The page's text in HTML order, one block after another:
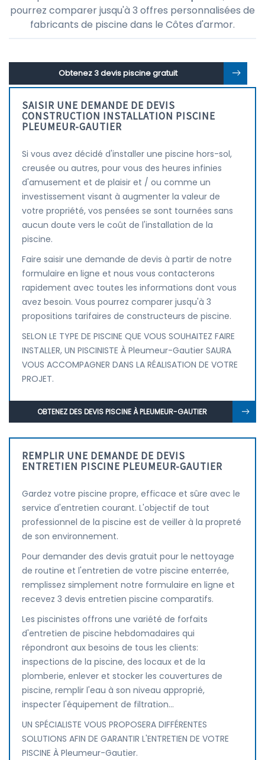
pourrez comparer jusqu'à 3 offres personnalisées de
fabricants de piscine dans le Côtes d'armor.
Obtenez 3 devis piscine gratuit
SAISIR UNE DEMANDE DE DEVIS
CONSTRUCTION INSTALLATION PISCINE
PLEUMEUR-GAUTIER
Si vous avez décidé d'installer une piscine hors-sol,
creusée ou autres, pour vous des heures infinies
d'amusement et de plaisir et / ou comme un
investissement visant à augmenter la valeur de
votre propriété, vos pensées se sont tournées sans
aucun doute vers le coût de l'installation de la
piscine.
Faire saisir une demande de devis à partir de notre
formulaire en ligne et nous vous contacterons
rapidement avec toutes les informations dont vous
avez besoin. Vous pourrez comparer jusqu'à 3
propositions tarifaires de constructeurs de piscine.
SELON LE TYPE DE PISCINE QUE VOUS SOUHAITEZ FAIRE
INSTALLER, UN PISCINISTE À Pleumeur-Gautier SAURA
VOUS ACCOMPAGNER DANS LA RÉALISATION DE VOTRE
PROJET.
OBTENEZ DES DEVIS PISCINE À PLEUMEUR-GAUTIER
REMPLIR UNE DEMANDE DE DEVIS
ENTRETIEN PISCINE PLEUMEUR-GAUTIER
Gardez votre piscine propre, efficace et sûre avec le
service d'entretien courant. L'objectif de tout
professionnel de la piscine est de veiller à la propreté
de son environnement.
Pour demander des devis gratuit pour le nettoyage
de routine et l'entretien de votre piscine enterrée,
remplissez simplement notre formulaire en ligne et
recevez 3 devis entretien piscine comparatifs.
Les piscinistes offrons une variété de forfaits
d'entretien de piscine hebdomadaires qui
répondront aux besoins de tous les clients:
inspections de la piscine, des locaux et de la
plomberie, enlever et stocker les couvertures de
piscine, remplir l'eau à son niveau approprié,
inspecter l'équipement de filtration...
UN SPÉCIALISTE VOUS PROPOSERA DIFFÉRENTES
SOLUTIONS AFIN DE GARANTIR L'ENTRETIEN DE VOTRE
PISCINE À Pleumeur-Gautier.